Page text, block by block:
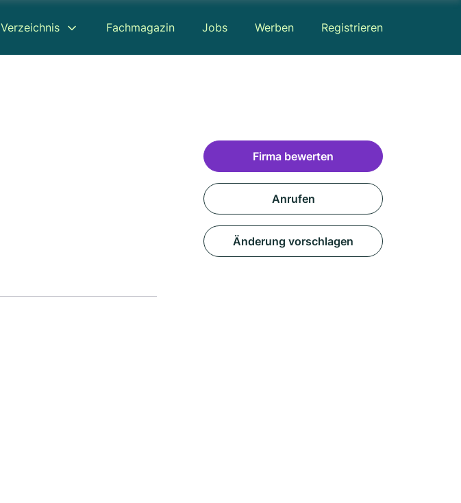
Verzeichnis Fachmagazin Jobs Werben Registrieren
Firma bewerten
Anrufen
Änderung vorschlagen